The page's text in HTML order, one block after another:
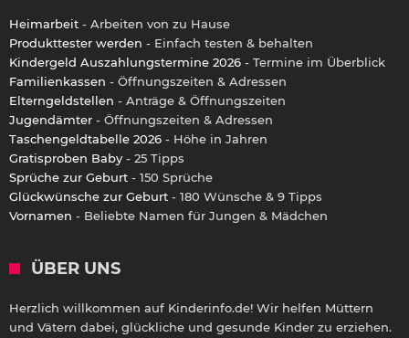
Heimarbeit - Arbeiten von zu Hause
Produkttester werden - Einfach testen & behalten
Kindergeld Auszahlungstermine 2026 - Termine im Überblick
Familienkassen - Öffnungszeiten & Adressen
Elterngeldstellen - Anträge & Öffnungszeiten
Jugendämter - Öffnungszeiten & Adressen
Taschengeldtabelle 2026 - Höhe in Jahren
Gratisproben Baby - 25 Tipps
Sprüche zur Geburt - 150 Sprüche
Glückwünsche zur Geburt - 180 Wünsche & 9 Tipps
Vornamen - Beliebte Namen für Jungen & Mädchen
ÜBER UNS
Herzlich willkommen auf Kinderinfo.de! Wir helfen Müttern
und Vätern dabei, glückliche und gesunde Kinder zu erziehen.